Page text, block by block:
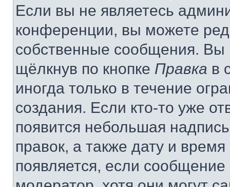
Если вы не являетесь
конференции, вы можете
собственные сообщения. Вы
щёлкнув по кнопке Правка в
иногда только в течение
создания. Если кто-то уже
появится небольшая
правок, а также дату и
появляется, если